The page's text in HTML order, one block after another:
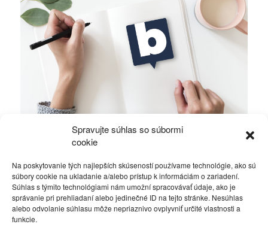
Spravujte súhlas so súbormi
cookie
Na poskytovanie tých najlepších skúseností používame technológie, ako sú
súbory cookie na ukladanie a/alebo prístup k informáciám o zariadení.
Súhlas s týmito technológiami nám umožní spracovávať údaje, ako je
správanie pri prehliadaní alebo jedinečné ID na tejto stránke. Nesúhlas
alebo odvolanie súhlasu môže nepriaznivo ovplyvniť určité vlastnosti a
funkcie.
Alawiti v Sýrii bojujú o holé prežitie
Rôzne 16. októbra 2019